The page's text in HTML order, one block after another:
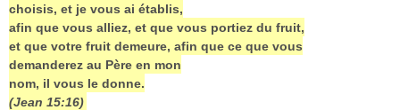
choisis, et je vous ai établis,
afin que vous alliez, et que vous portiez du fruit,
et que votre fruit demeure, afin que ce que vous
demanderez au Père en mon
nom, il vous le donne.
(Jean 15:16)